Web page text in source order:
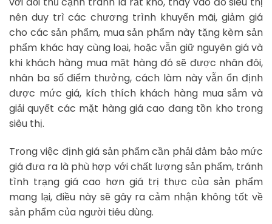
nên duy trì các chương trình khuyến mãi, giảm giá
cho các sản phẩm, mua sản phẩm này tặng kèm sản
phẩm khác hay cùng loại, hoặc vẫn giữ nguyên giá và
khi khách hàng mua mặt hàng đó sẽ được nhân đôi,
nhân ba số điểm thưởng, cách làm này vẫn ổn định
được mức giá, kích thích khách hàng mua sắm và
giải quyết các mặt hàng giá cao đang tồn kho trong
siêu thị.
Trong việc định giá sản phẩm cần phải đảm bảo mức
giá đưa ra là phù hợp với chất lượng sản phẩm, tránh
tình trạng giá cao hơn giá trị thực của sản phẩm
mang lại, điều này sẽ gây ra cảm nhận không tốt về
sản phẩm của người tiêu dùng.